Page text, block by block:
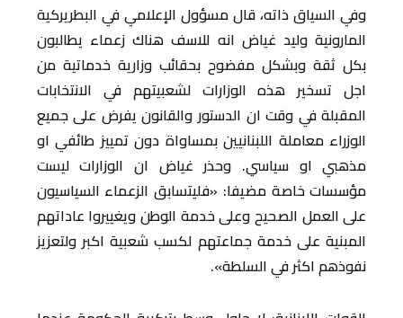
وفي السياق ذاته، قال مسؤول الإعلامي في البطريركية
المارونية وليد غياض انه للاسف هناك زعماء يطالبون
بكل ثقة وبشكل مفضوح بحقائب وزارية خدماتية من
اجل تسخير هذه الوزارات لشعبيتهم في الانتخابات
المقبلة في وقت ان الدستور والقانون يفرض على جميع
الوزراء معاملة اللبنانيين بمساواة دون تمييز طائفي او
مذهبي او سياسي. وحذر غياض ان الوزارات ليست
مؤسسات خاصة مضيفا: «فليتسابق الزعماء السياسيون
على العمل الصحيح وعلى خدمة الوطن ويغييروا عاداتهم
المبنية على خدمة جماعتهم لكسب شعبية اكبر ولتعزيز
نفوذهم اكثر في السلطة».